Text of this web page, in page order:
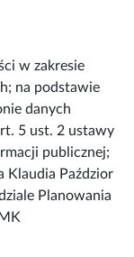
w zakresie
na podstawie
danych
5 ust. 2 ustawy
publicznej;
Klaudia Paździor
Planowania